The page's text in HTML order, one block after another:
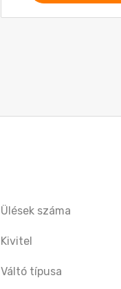
Ülések száma
Kivitel
Váltó típusa